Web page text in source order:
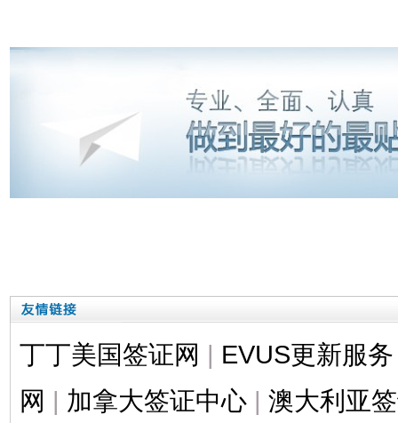
丁丁美国签证网 | EVUS更新服务
网 | 加拿大签证中心 | 澳大利亚